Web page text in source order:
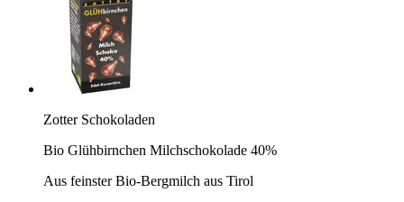
Zotter Schokoladen
Bio Glühbirnchen Milchschokolade 40%
Aus feinster Bio-Bergmilch aus Tirol